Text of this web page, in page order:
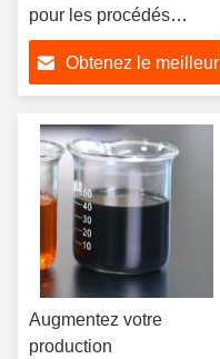
pour les procédés
industriels
Obtenez le meilleur
Augmentez votre
production